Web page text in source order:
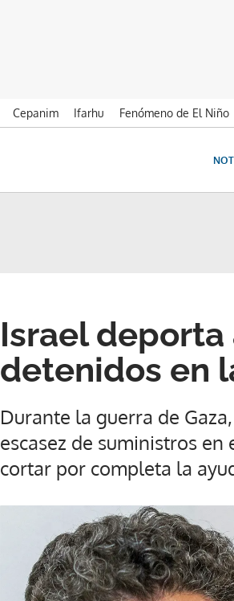
Cepanim Ifarhu Fenómeno de El Niño
Israel
detenidos en
Durante la guerra de
escasez de suministros
cortar por completa la